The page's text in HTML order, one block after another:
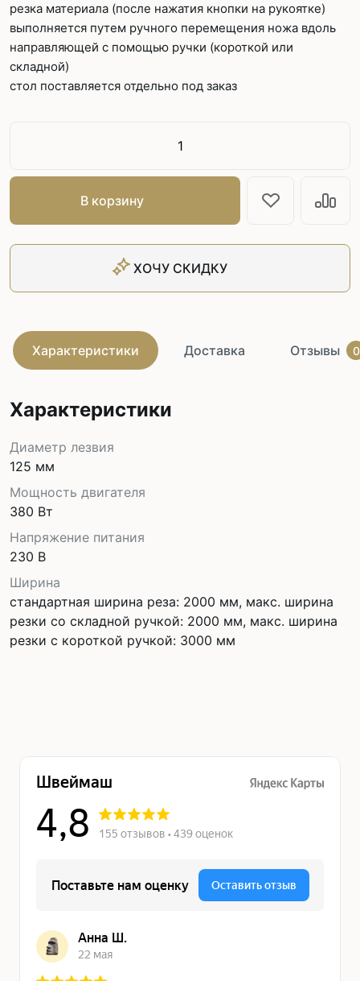
резка материала (после нажатия кнопки на рукоятке)
выполняется путем ручного перемещения ножа вдоль
направляющей с помощью ручки (короткой или
складной)
стол поставляется отдельно под заказ
В корзину
ХОЧУ СКИДКУ
Характеристики Доставка Отзывы 0
Характеристики
Диаметр лезвия
125 мм
Мощность двигателя
380 Вт
Напряжение питания
230 В
Ширина
стандартная ширина реза: 2000 мм, макс. ширина
резки со складной ручкой: 2000 мм, макс. ширина
резки с короткой ручкой: 3000 мм